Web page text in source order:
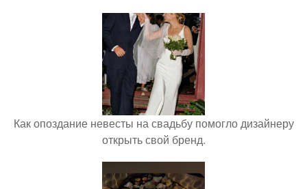
Как опоздание невесты на свадьбу помогло дизайнеру
открыть свой бренд.